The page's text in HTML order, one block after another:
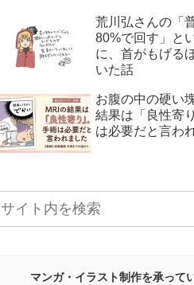
荒川弘さんの「
80%で回す」と
に、首がもげる
いた話
お腹の中の硬い
結果は「良性寄
は必要だと言わ
マンガ・イラスト制作を承って